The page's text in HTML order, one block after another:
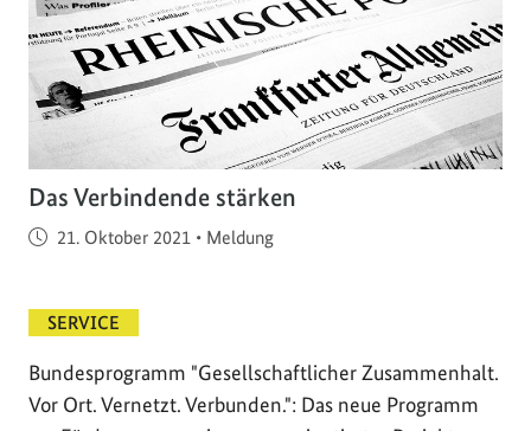
Das Verbindende stärken
Veröffentlicht am
21. Oktober 2021 • Meldung
SERVICE
Bundesprogramm "Gesellschaftlicher Zusammenhalt.
Vor Ort. Vernetzt. Verbunden.": Das neue Programm